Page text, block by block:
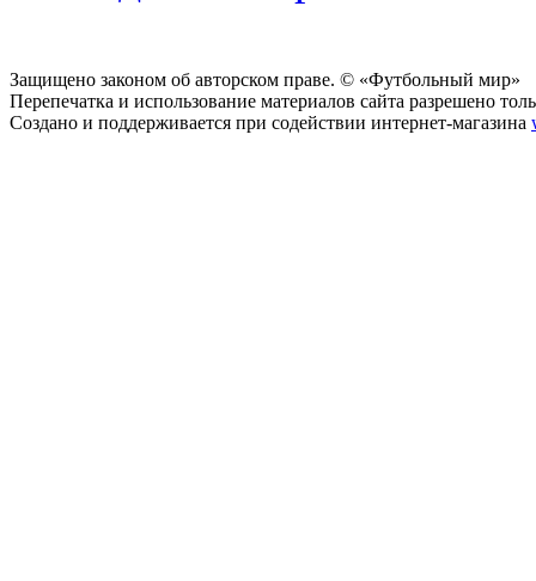
Защищено законом об авторском праве. © «Футбольный мир»
Перепечатка и использование материалов сайта разрешено
Создано и поддерживается при содействии интернет-магазина